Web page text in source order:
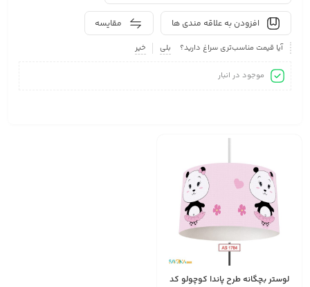
مقایسه افزودن به علاقه مندی ها
آیا قیمت مناسب‌تری سراغ دارید؟ بلی خیر
موجود در انبار
لوستر بچگانه طرح پاندا کوچولو کد